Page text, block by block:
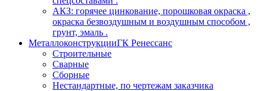
АКЗ: горячее цинкование, порошковая окраска ,
окраска безвоздушным и воздушным способом ,
грунт, эмаль .
МеталлоконструкцииГК Ренессанс
Строительные
Сварные
Сборные
Нестандартные, по чертежам заказчика